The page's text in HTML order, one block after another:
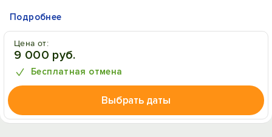
Подробнее
Цена от:
9 000 руб.
Бесплатная отмена
Выбрать даты